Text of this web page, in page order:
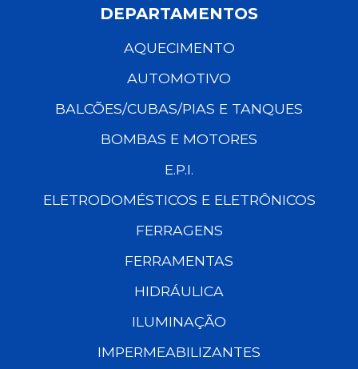
DEPARTAMENTOS
AQUECIMENTO
AUTOMOTIVO
BALCÕES/CUBAS/PIAS E TANQUES
BOMBAS E MOTORES
E.P.I.
ELETRODOMÉSTICOS E ELETRÔNICOS
FERRAGENS
FERRAMENTAS
HIDRÁULICA
ILUMINAÇÃO
IMPERMEABILIZANTES